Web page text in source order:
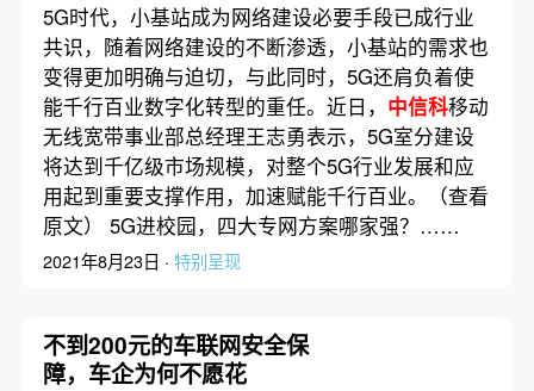
5G时代，小基站成为网络建设必要手段已成行业
共识，随着网络建设的不断渗透，小基站的需求也
变得更加明确与迫切，与此同时，5G还肩负着使
能千行百业数字化转型的重任。近日， 中信科移动
无线宽带事业部总经理王志勇表示，5G室分建设
将达到千亿级市场规模，对整个5G行业发展和应
用起到重要支撑作用，加速赋能千行百业。（查看
原文） 5G进校园，四大专网方案哪家强？……
2021年8月23日 · 特别呈现
不到200元的车联网安全保
障，车企为何不愿花